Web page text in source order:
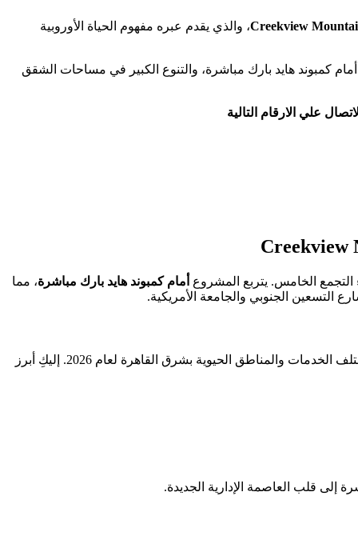
، والذي يقدم عبره مفهوم الحياة الأوروبية
أمام كمبوند هايد بارك مباشرة، والتنوع الكبير في مساحات الشقق
علي الارقام التالية
الخامس. يتربع المشروع أمام كمبوند هايد بارك مباشرة، مما
التسعين الجنوبي والجامعة الأمريكية.
تجربة استثنائية بفضل سهولة التنقل والوصول السريع إلى مختلف الخدمات والمناطق الحيوية بشرق القاهرة لعام 2026. إليكِ أبرز
إلى قلب العاصمة الإدارية الجديدة.